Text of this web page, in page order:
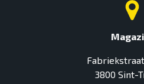
3800 Sint-